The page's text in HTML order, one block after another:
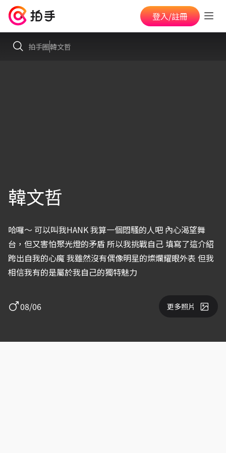
登入/註冊
拍手圈韓文哲
韓文哲
哈囉～ 可以叫我HANK 我算一個悶騷的人吧 內心渴望舞
台，但又害怕聚光燈的矛盾 所以我挑戰自己 填寫了這介紹
跨出自我的心魔 我雖然沒有偶像明星的燦爛耀眼外表 但我
相信我有的是屬於我自己的獨特魅力
08/06 更多照片